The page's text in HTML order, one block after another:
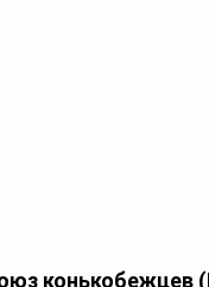
конькобежцев